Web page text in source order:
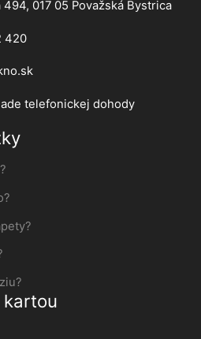
494, 017 05 Považská Bystrica
420
telefonickej dohody
kartou